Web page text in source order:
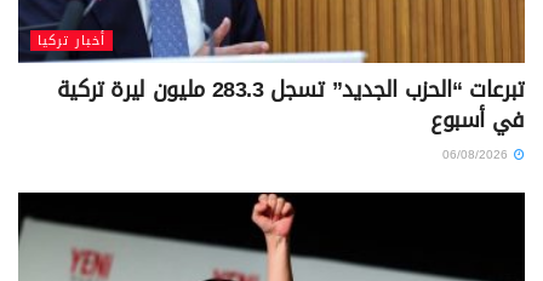
أخبار تركيا
تبرعات “الحزب الجديد” تسجل 283.3 مليون ليرة تركية
في أسبوع